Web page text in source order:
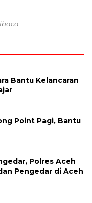
Bantu Kelancaran
Point Pagi, Bantu
Polres Aceh
Pengedar di Aceh